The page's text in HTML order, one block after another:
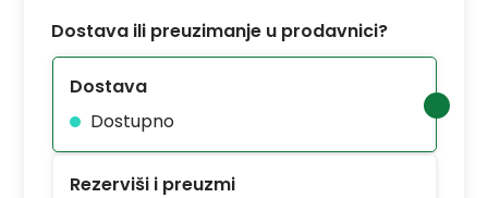
Dostava ili preuzimanje u prodavnici?
Dostava
Dostupno
Rezerviši i preuzmi